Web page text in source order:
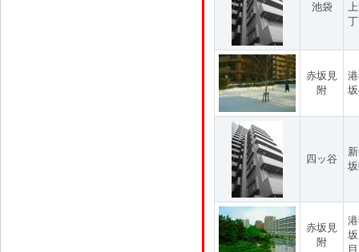
池袋
赤坂見
附
四ッ谷
赤坂見
附
目